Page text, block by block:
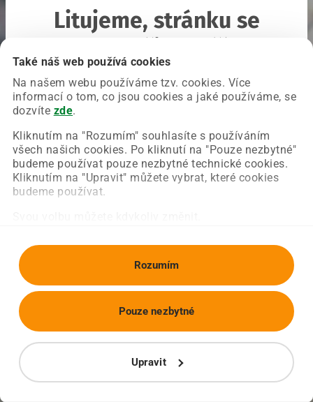
Také náš web používá cookies
Na našem webu používáme tzv. cookies. Více
informací o tom, co jsou cookies a jaké používáme, se
dozvíte zde.
Kliknutím na "Rozumím" souhlasíte s používáním
všech našich cookies. Po kliknutí na "Pouze nezbytné"
budeme používat pouze nezbytné technické cookies.
Kliknutím na "Upravit" můžete vybrat, které cookies
budeme používat.
Rozumím
Upravit
Pouze nezbytné
Litujeme, stránku se
Chyba nastala na naší straně a už ji opravujeme.
Zkuste prosím znovu načíst požadovanou stránku.
Obnovit stránku Úvodní strana